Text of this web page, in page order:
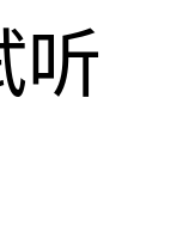
听